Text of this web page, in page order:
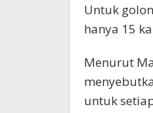
Untuk
hanya 15
Menurut
untuk